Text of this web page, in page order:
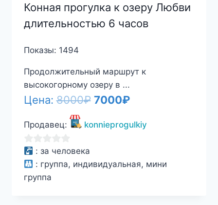
Конная прогулка к озеру Любви
длительностью 6 часов
Показы: 1494
Продолжительный маршрут к
высокогорному озеру в ...
Цена:8000₽ Первоначальная
составляла
7000₽Текущая
7000₽.
Продавец: konnieprogulkiy
0
из
5
: за человека
: группа, индивидуальная, мини
группа